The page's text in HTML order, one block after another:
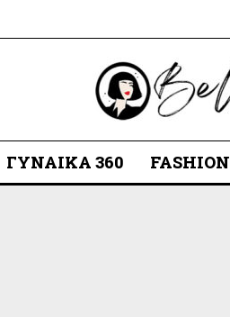
ΓΥΝΑΊΚΑ 360 FASHION